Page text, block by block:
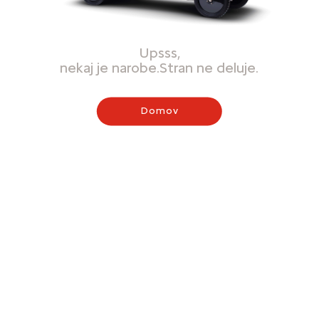
Upsss,
nekaj je narobe.Stran ne deluje.
Domov